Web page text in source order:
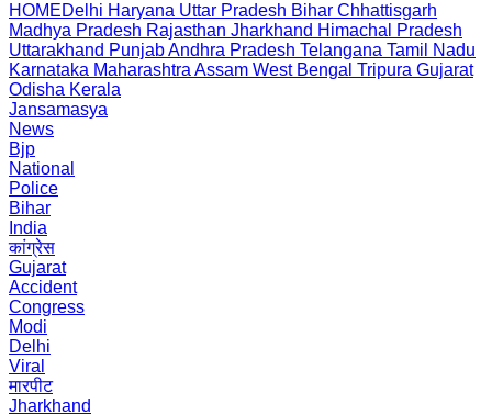
HOMEDelhi Haryana Uttar Pradesh Bihar Chhattisgarh
Madhya Pradesh Rajasthan Jharkhand Himachal Pradesh
Uttarakhand PunjabAndhra Pradesh Telangana Tamil Nadu
Karnataka Maharashtra Assam West Bengal Tripura Gujarat
Odisha Kerala
Jansamasya
News
Bjp
National
Police
Bihar
India
कांग्रेस
Gujarat
Accident
Congress
Modi
Delhi
Viral
मारपीट
Jharkhand